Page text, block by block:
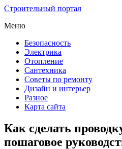
Строительный портал
Меню
Безопасность
Электрика
Отопление
Сантехника
Советы по ремонту
Дизайн и интерьер
Разное
Карта сайта
Как сделать
пошаговое